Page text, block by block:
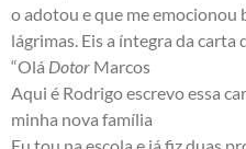
o adotou e que me emocionou
lágrimas. Eis a íntegra da carta
“Olá Dotor Marcos
Aqui é Rodrigo escrevo essa
minha nova família